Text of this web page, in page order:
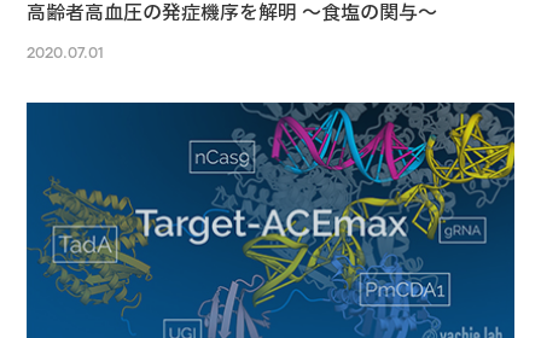
高齢者高血圧の発症機序を解明 ～食塩の関与～
2020.07.01